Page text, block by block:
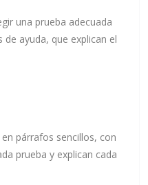
una prueba adecuada
ayuda, que explican el
párrafos sencillos, con
prueba y explican cada